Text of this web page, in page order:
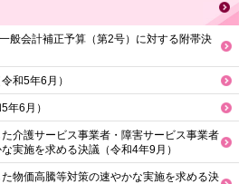
般会計補正予算（第2号）に対する附帯決
和5年6月）
年6月）
介護サービス事業者・障害サービス事業者
実施を求める決議（令和4年9月）
物価高騰等対策の速やかな実施を求める決